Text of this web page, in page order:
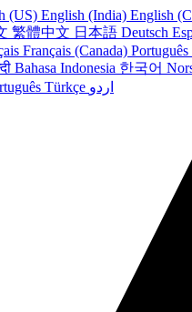
(US) English (India) English
繁體中文 日本語 Deutsch
Français (Canada)
Bahasa Indonesia 한국어
Türkçe اردو